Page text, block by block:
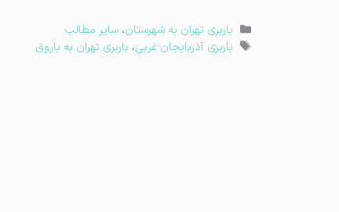
دسته‌ها
باربری تهران به شهرستان،سایر مطالب
برچسب‌ها
باربری آذربایجان غربی، باربری تهران به باروق